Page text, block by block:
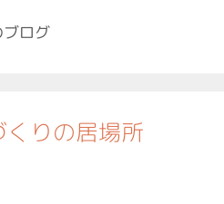
ログ
りの居場所